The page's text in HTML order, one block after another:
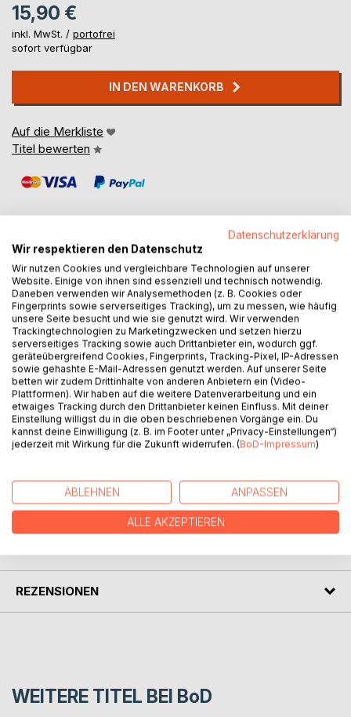
15,90 €
inkl. MwSt. / portofrei
sofort verfügbar
IN DEN WARENKORB
Auf die Merkliste
Titel bewerten
BESCHREIBUNG
USA, kurz nach Beendigung des Bürgerkriegs. Die Nation
ist gespalten.
Aus einem Lager für Kriegsgefangene kehrt Nick Bruback
auf die Ranch seines Vaters zurück. Die Nordstaaten haben
den Krieg gewonnen. Die Zustände im Süden des Landes
sind chaotisch. Undurchsichtige Elemente aus den Reihen
der Sieger versuchen alles an sich zu reißen. Sein Vater
wird ermordet. Nick ist zwar ein harter Bursche, aber völlig
auf sich allein gestellt, als er versucht, die riesige Ranch zu
AUTOR/IN
REZENSIONEN
WEITERE TITEL BEI BoD
Datenschutzerklärung
Wir respektieren den Datenschutz
Wir nutzen Cookies und vergleichbare Technologien auf unserer
Website. Einige von ihnen sind essenziell und technisch notwendig.
Daneben verwenden wir Analysemethoden (z. B. Cookies oder
Fingerprints sowie serverseitiges Tracking), um zu messen, wie häufig
unsere Seite besucht und wie sie genutzt wird. Wir verwenden
Trackingtechnologien zu Marketingzwecken und setzen hierzu
serverseitiges Tracking sowie auch Drittanbieter ein, wodurch ggf.
geräteübergreifend Cookies, Fingerprints, Tracking-Pixel, IP-Adressen
sowie gehashte E-Mail-Adressen genutzt werden. Auf unserer Seite
betten wir zudem Drittinhalte von anderen Anbietern ein (Video-
Plattformen). Wir haben auf die weitere Datenverarbeitung und ein
etwaiges Tracking durch den Drittanbieter keinen Einfluss. Mit deiner
Einstellung willigst du in die oben beschriebenen Vorgänge ein. Du
kannst deine Einwilligung (z. B. im Footer unter „Privacy-Einstellungen“)
jederzeit mit Wirkung für die Zukunft widerrufen. (BoD-Impressum)
ABLEHNEN ANPASSEN
ALLE AKZEPTIEREN